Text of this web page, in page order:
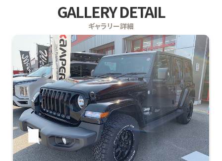
GALLERY DETAIL
ギャラリー詳細